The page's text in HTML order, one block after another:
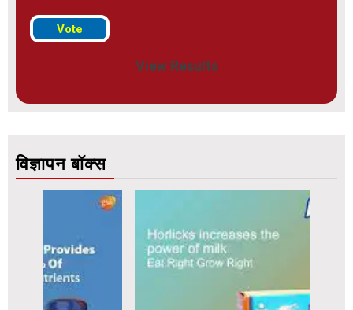
View Results
विज्ञापन बॉक्स